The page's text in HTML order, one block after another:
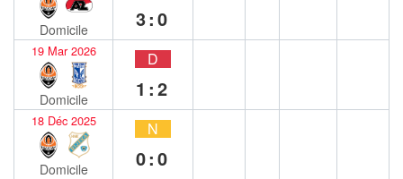
Domicile 3:0
19 Mar 2026
Domicile
D
1:2
18 Déc 2025
Domicile
N
0:0